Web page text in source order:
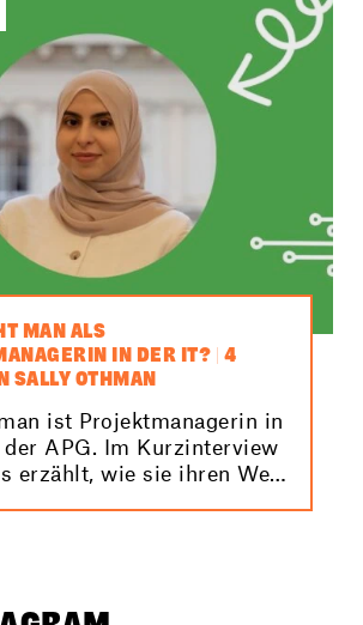
MAN ALS
IN DER IT? | 4
SALLY OTHMAN
ist Projektmanagerin in
APG. Im Kurzinterview
erzählt, wie sie ihren Weg